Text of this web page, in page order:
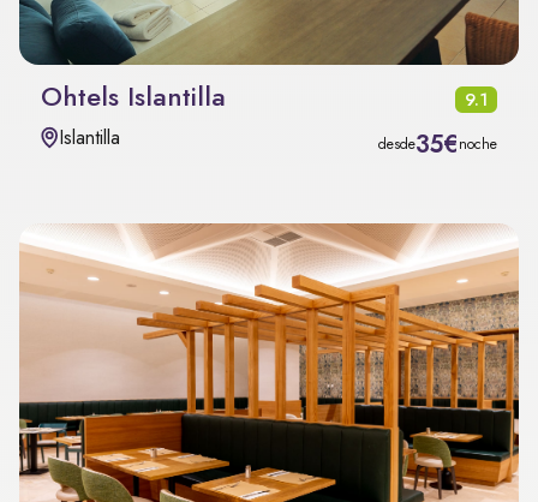
Ohtels Islantilla 9.1
Islantilla desde35€noche